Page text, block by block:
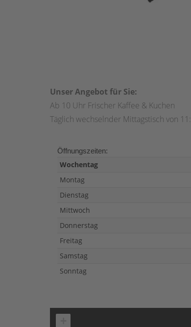
Unser Angebot für Sie:
Ab 10 Uhr Frischer Kaffee & Kuchen
Täglich wechselnder Mittagstisch von
Öffnungszeiten:
Wochentag
Montag
Dienstag
Mittwoch
Donnerstag
Freitag
Samstag
Sonntag